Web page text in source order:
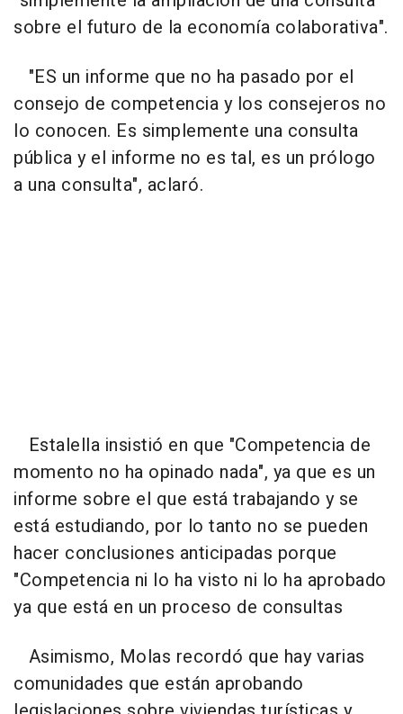
sobre el futuro de la economía colaborativa".
"ES un informe que no ha pasado por el
consejo de competencia y los consejeros no
lo conocen. Es simplemente una consulta
pública y el informe no es tal, es un prólogo
a una consulta", aclaró.
Estalella insistió en que "Competencia de
momento no ha opinado nada", ya que es un
informe sobre el que está trabajando y se
está estudiando, por lo tanto no se pueden
hacer conclusiones anticipadas porque
"Competencia ni lo ha visto ni lo ha aprobado
ya que está en un proceso de consultas
Asimismo, Molas recordó que hay varias
comunidades que están aprobando